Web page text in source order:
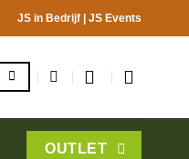
JS in Bedrijf | JS Events
OUTLET